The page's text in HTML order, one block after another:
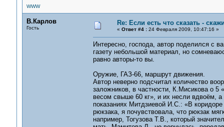
WWW
В.Карлов
Гость
Re: Если есть что сказать -
« Ответ #4 :24 Февраля 2009, 10:47:16 »
Интересно, господа, автор поделился с
газету небольшой материал, но
равно авторы-то вы.
Оружие, ГАЗ-66, маршрут движения.
Автор неверно подсчитал количество
заложников, в частности, К.Мисикова о
весом свыше 60 кг», и их несли вдвоём,
показаниях Митдзиевой И.С.: «В
рюкзака, я почувствовала, что рюкзак
например, Тогузова Т.В., который